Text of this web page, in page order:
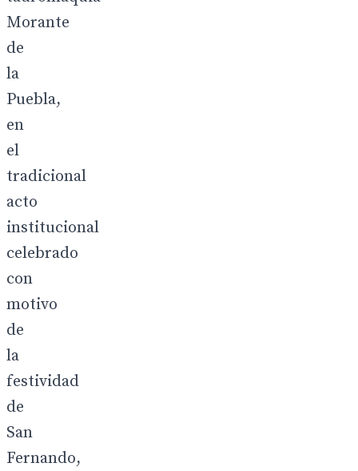
Morante
de
la
Puebla,
en
el
tradicional
acto
institucional
celebrado
con
motivo
de
la
festividad
de
San
Fernando,